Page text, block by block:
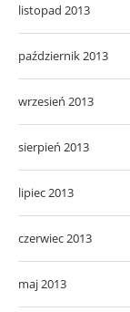
listopad 2013
październik 2013
wrzesień 2013
sierpień 2013
lipiec 2013
czerwiec 2013
maj 2013